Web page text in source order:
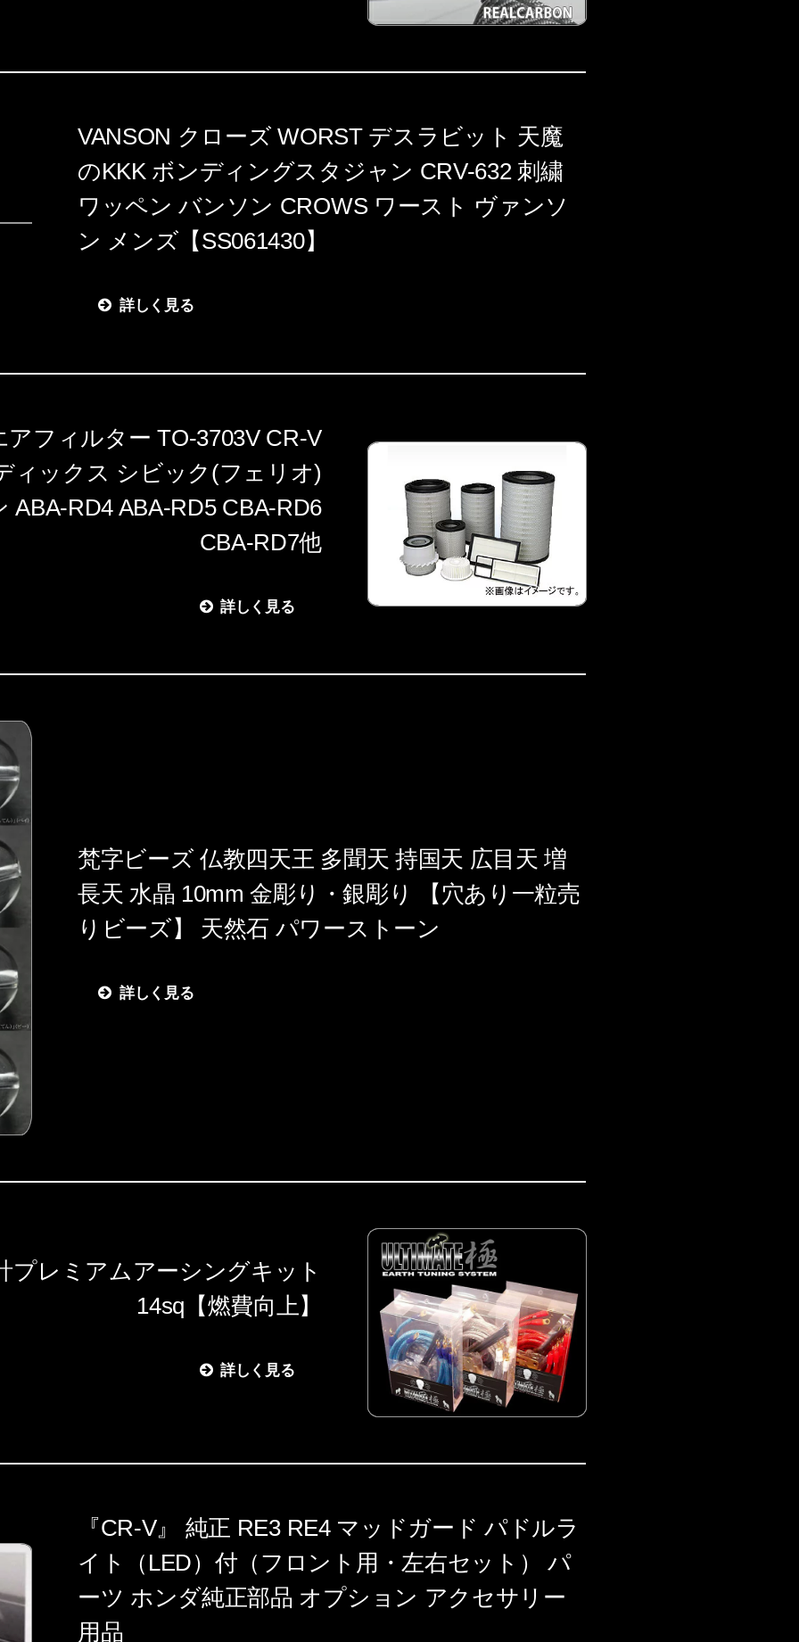
VANSON クローズ WORST デスラビット 天魔
のKKK ボンディングスタジャン CRV-632 刺繍
ワッペン バンソン CROWS ワースト ヴァンソ
ン メンズ【SS061430】
詳しく見る
フィルター TO-3703V CR-V
ィックス シビック(フェリオ)
ABA-RD4 ABA-RD5 CBA-RD6
CBA-RD7他
詳しく見る
梵字ビーズ 仏教四天王 多聞天 持国天 広目天 増
長天 水晶 10mm 金彫り・銀彫り 【穴あり一粒売
りビーズ】 天然石 パワーストーン
詳しく見る
プレミアムアーシングキット
14sq【燃費向上】
詳しく見る
『CR-V』 純正 RE3 RE4 マッドガード パドルラ
イト（LED）付（フロント用・左右セット） パ
ーツ ホンダ純正部品 オプション アクセサリー
用品